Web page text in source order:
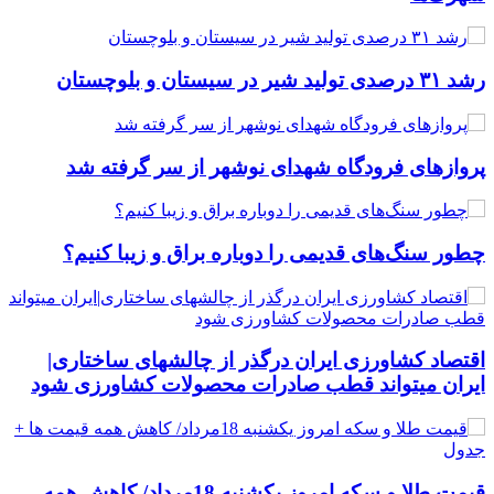
رشد ۳۱ درصدی تولید شیر در سیستان و بلوچستان
پروازهای فرودگاه شهدای نوشهر از سر گرفته شد
چطور سنگ‌های قدیمی را دوباره براق و زیبا کنیم؟
اقتصاد کشاورزی ایران درگذر از چالشهای ساختاری|
ایران میتواند قطب صادرات محصولات کشاورزی شود